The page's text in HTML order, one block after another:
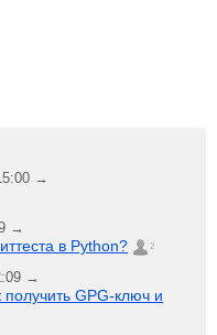
→
→
в Python? 2
→
GPG-ключ и